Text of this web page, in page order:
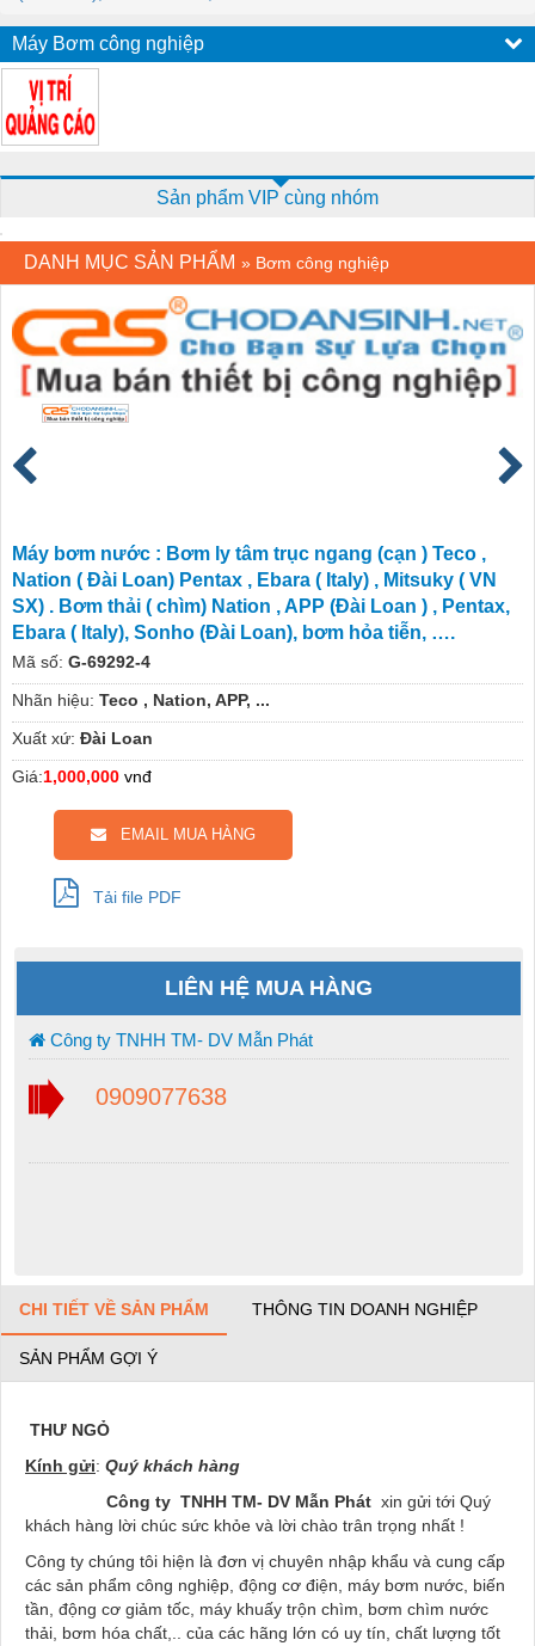
Máy Bơm công nghiệp
Sản phẩm VIP cùng nhóm
DANH MỤC SẢN PHẨM » Bơm công nghiệp
Máy bơm nước : Bơm ly tâm trục ngang (cạn ) Teco ,
Nation ( Đài Loan) Pentax , Ebara ( Italy) , Mitsuky ( VN
SX) . Bơm thải ( chìm) Nation , APP (Đài Loan ) , Pentax,
Ebara ( Italy), Sonho (Đài Loan), bơm hỏa tiễn, ….
Mã số: G-69292-4
Nhãn hiệu: Teco , Nation, APP, ...
Xuất xứ: Đài Loan
Giá:1,000,000 vnđ
EMAIL MUA HÀNG
Tải file PDF
LIÊN HỆ MUA HÀNG
Công ty TNHH TM- DV Mẫn Phát
0909077638
CHI TIẾT VỀ SẢN PHẨM THÔNG TIN DOANH NGHIỆP
SẢN PHẨM GỢI Ý
THƯ NGỎ
Kính gửi: Quý khách hàng
Công ty TNHH TM- DV Mẫn Phát xin gửi tới Quý
khách hàng lời chúc sức khỏe và lời chào trân trọng nhất !
Công ty chúng tôi hiện là đơn vị chuyên nhập khẩu và cung cấp
các sản phẩm công nghiệp, động cơ điện, máy bơm nước, biến
tần, động cơ giảm tốc, máy khuấy trộn chìm, bơm chìm nước
thải, bơm hóa chất,.. của các hãng lớn có uy tín, chất lượng tốt